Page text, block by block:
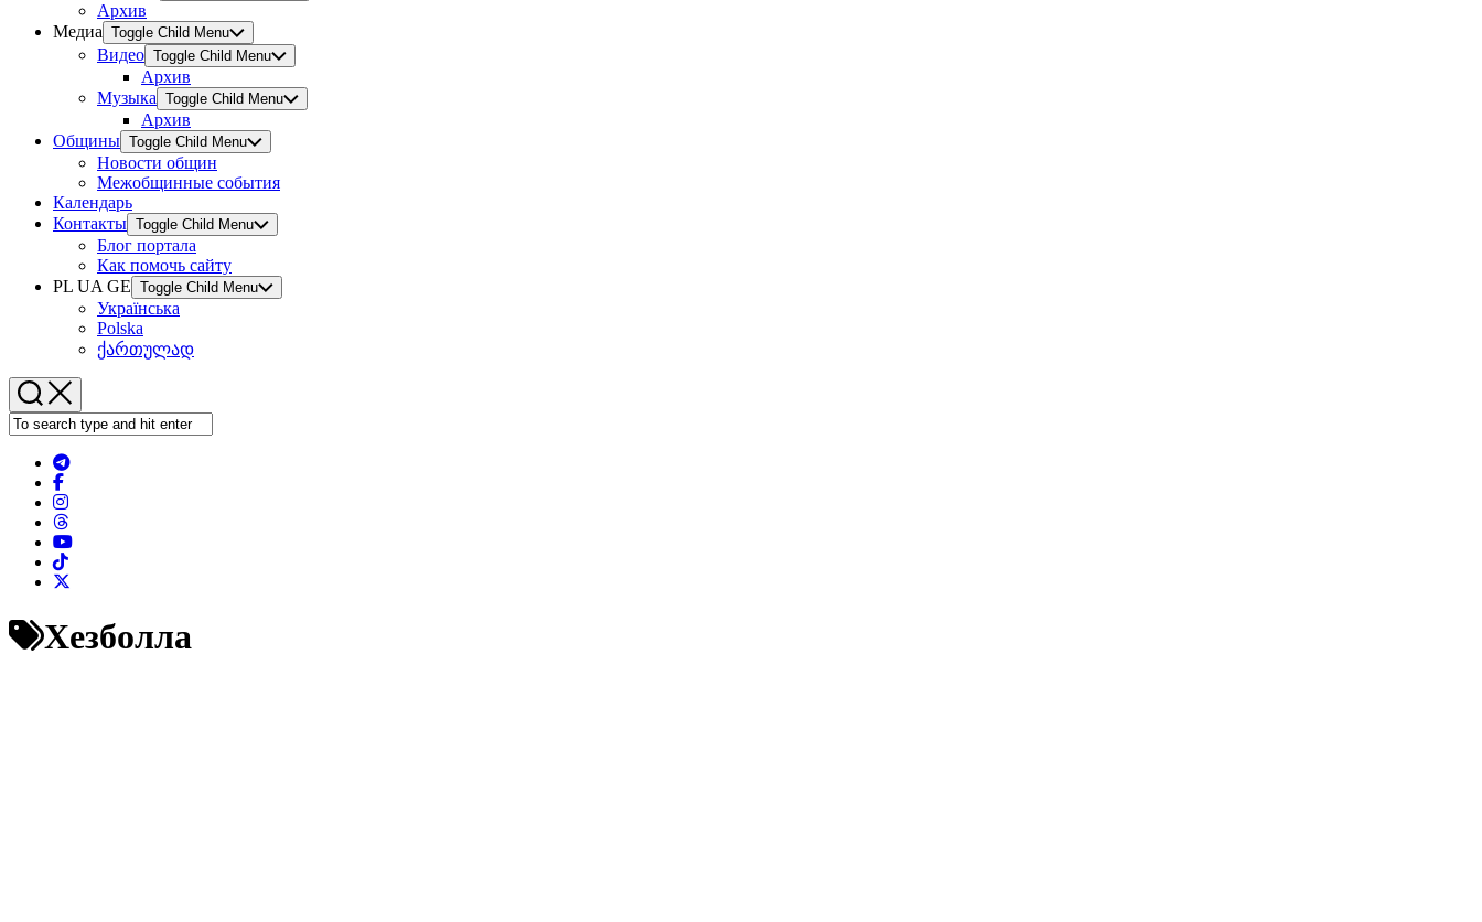
Архив
Медиа Toggle Child Menu
Видео Toggle Child Menu
Архив
Музыка Toggle Child Menu
Архив
Общины Toggle Child Menu
Новости общин
Межобщинные события
Календарь
Контакты Toggle Child Menu
Блог портала
Как помочь сайту
PL UA GE Toggle Child Menu
Українська
Polska
ქართულად
Хезболла